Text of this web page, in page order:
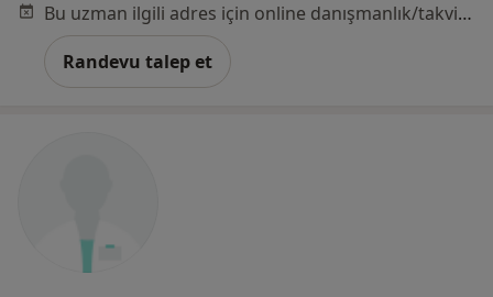
Bu uzman ilgili adres için online danışmanlık/takvim sunmuyor.
Randevu talep et